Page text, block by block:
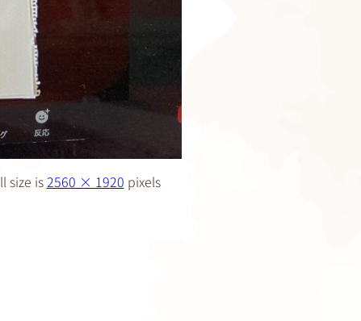
size is2560 × 1920 pixels